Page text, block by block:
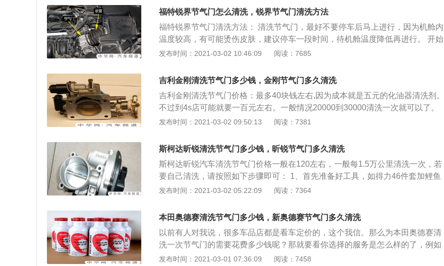
否灵活，与节气门的脏污有很大的关系，节气门清洁可以减轻油耗更可以使发动
机灵活而有劲。而节气门该不该拆下来清洗，也是车主们讨论比较多的焦点。 节
气门多长时间会脏取决于空滤质量、使用机油的品牌、质量，行驶路段状况，空
气温度状况，发动机工作温度、驾驶习惯等多方面。即使就个体而言，也不是能
用固定公里数来确定清洗节气门时间的，新车第一次清洗节气门间隔最长，以后
也会影响节气门脏污的速度。
福特锐界节气门怎么清洗，锐界节气门清洗方法
福特锐界节气门清洗方法： 清洗节气门，最好不要停车后马上进行，因为机舱内
温度较高，有可能烫伤皮肤，建议停车一段时间，待机舱温度降低再进行。 开始
清洗前首先需要确定节气门的位置，节气门位于进气口的后方，找到空气滤芯就
着，打开盖板查看会比较直观。 打开发动机盖板，节气门的位置就清晰可见了。
要想拆下节气门，必须先将空气滤清器与节气门连接的软管拆下。软管两头是用
圆形铁箍固定的，铁箍上有螺丝固定着，将螺丝拧松就能将软管退下。 建议车
主，有条件的话优先选择用套筒拧螺丝，因为螺丝刀容易使得螺丝划扣，套筒相
对更安全一些。 螺丝拧松以后，双手拉住软管的一头，用力向后一退，软管就被
拽，那样容易损坏软管，可以使劲的同时尝试左右拧动，待整体松动后再使劲退
下。 退下软管后节气门就能看见了，此时节气门外围一般并不脏，真正脏的是里
面。要想看里面的情况，需要拧开钥匙门，将车辆通电但是不着车，另一位同事
物。 正确的流程应当是将节气门完全拆下来清洗，节气门旁边会有一个插头，在
紧，不好拆，此时我们可以借助小螺丝刀在插头四周撬一撬，整体松动后就容易
拆下了。 摘下节气门以后观察就方便很多了，我们转到背面来看，节气门内部的
污物还是很多的，尤其是边角，转轴附近的位置都是藏污纳垢的死角，若不拆除
很难彻底清除干净，所以大家若在专业店清理一定要要求工作人员拆除后清洗
发布时间：2021-03-02 10:46:09 阅读：7685
吉利金刚清洗节气门多少钱，金刚节气门多久清洗
吉利金刚清洗节气门价格：最多40块钱左右,因为成本就是五元的化油器清洗剂。
不过到4s店可能就要一百元左右。一般情况20000到30000清洗一次就可以了。
清洗很简单的，将进气管与节气门相连处拆开，用棉布蘸取化清剂擦拭节气门内
机的一道可控阀门，气体进入进气管后会和汽油混合变成可燃混合气，从而燃烧
形成做功。它上接空气滤清器，下接发动机缸体，被称为是汽车发动机的咽喉。
节气门四行程汽油机大致都这样子。节气门是当今电喷车发动机系统最重要的部
件之一，它的上部是空气滤清器【空气格】，下部是发动机缸体，是汽车发动机
的咽喉。车子加速是否灵活，与节气门的脏污有很大的关系，节气门清洁可以减
论比较多的焦点。 节气门有传统拉线式和电子节气门两种，传统发动机节气门操
纵机构是通过拉索（软钢丝）或者拉杆，一端连接油门踏板，另一端连接节气门
连动板而工作。电子节气门主要通过节气门位置传感器，来根据发动机所需能
发布时间：2021-03-02 09:50:13 阅读：7381
斯柯达昕锐清洗节气门多少钱，昕锐节气门多久清洗
斯柯达昕锐汽车清洗节气门价格一般在120左右，一般每1.5万公里清洗一次，若
要自己清洗，请按照如下步骤即可： 1、首先准备好工具，如得力46件套加鲤鱼
钳（拆进气口管卡用）。 2、拔掉曲轴箱通风管，紧的话可以左右旋转一下便可
芯。 4、把拆节气门的四个螺丝拧松一点，然后慢慢拆下节气门。 5、清洗：购
买化油器清洗剂或者洗洁精代替，准备一包棉棒，蘸水清洗。 注意事项： 先拆掉
节气门外的进气软管，拿工具把油门踩下，或找人踩住也可以。切忌用手扳开，
那样会损坏坏节气门里面的齿轮及限位机构，尤其是点火开关打开的情况下。将
节气门开度开到80%以上，然后用清洗剂对着节气门的阀片与节气门的结合面喷
发布时间：2021-03-02 05:22:09 阅读：7364
本田奥德赛清洗节气门多少钱，新奥德赛节气门多久清洗
以前有人对我说，很多车品店都是看车定价的，这个我信。那么为本田奥德赛清
洗一次节气门的需要花费多少钱呢？那就要看你选择的服务是怎么样的了，例如
自己做简单的清洗则只需要付出30多块的清洁剂的钱。要是前往专业的店铺估计
发布时间：2021-03-01 07:36:09 阅读：7458